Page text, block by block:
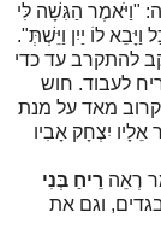
"וַיֹּאמֶר הַגִּשָׁה לִּי
לוֹ יַיִן וַיֵּשְׁתְּ".
להתקרב עד כדי
לעבוד. חוש
מאד על מנת
יִצְחָק אָבִיו
רְאֵה רֵיחַ בְּנִי
וגם את